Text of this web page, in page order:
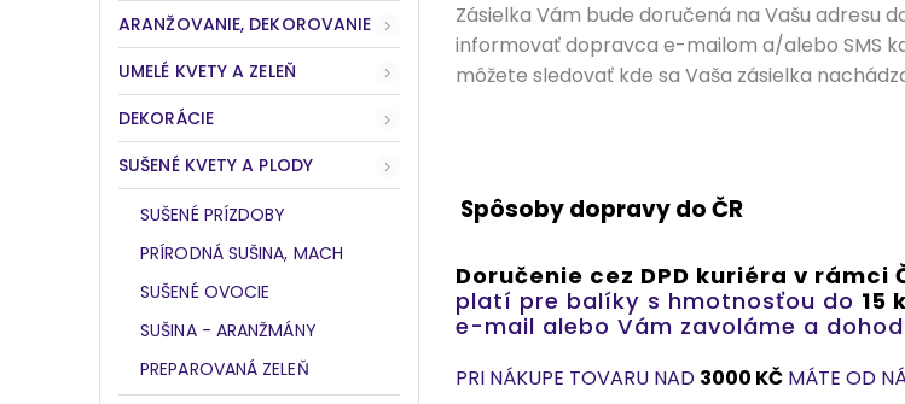
ARANŽOVANIE, DEKOROVANIE
UMELÉ KVETY A ZELEŇ
DEKORÁCIE
SUŠENÉ KVETY A PLODY
SUŠENÉ PRÍZDOBY
PRÍRODNÁ SUŠINA, MACH
SUŠENÉ OVOCIE
SUŠINA - ARANŽMÁNY
PREPAROVANÁ ZELEŇ
Zásielka Vám bude doručená na Vašu adresu
informovať dopravca e-mailom a/alebo SMS
môžete sledovať kde sa Vaša zásielka
Spôsoby dopravy do ČR
Doručenie cez DPD kuriéra v rámci
platí pre balíky s hmotnosťou do 15
e-mail alebo Vám zavoláme a
PRI NÁKUPE TOVARU NAD 3000 KČ MÁTE OD